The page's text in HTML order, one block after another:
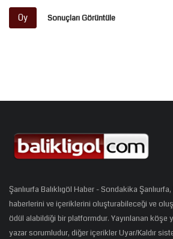
Oy Sonuçları Görüntüle
Şanlıurfa Balıklıgöl Haber - Sondakika Şanlıurfa,
haberlerini ve içeriklerini oluşturabileceği ve
ödül alabildiği bir platformdur. Yayınlanan köşe
yazar sorumludur, diğer içerikler Uyar/Kaldır